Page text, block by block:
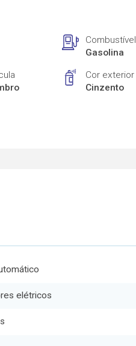
Combustível
Gasolina
Cor exterior
Cinzento
elétricos